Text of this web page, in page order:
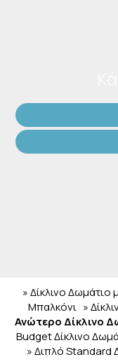
» Δίκλινο Δωμάτιο
Μπαλκόνι »
Ανώτερο Δίκλινο
Budget Δίκλινο
» Διπλό Standard